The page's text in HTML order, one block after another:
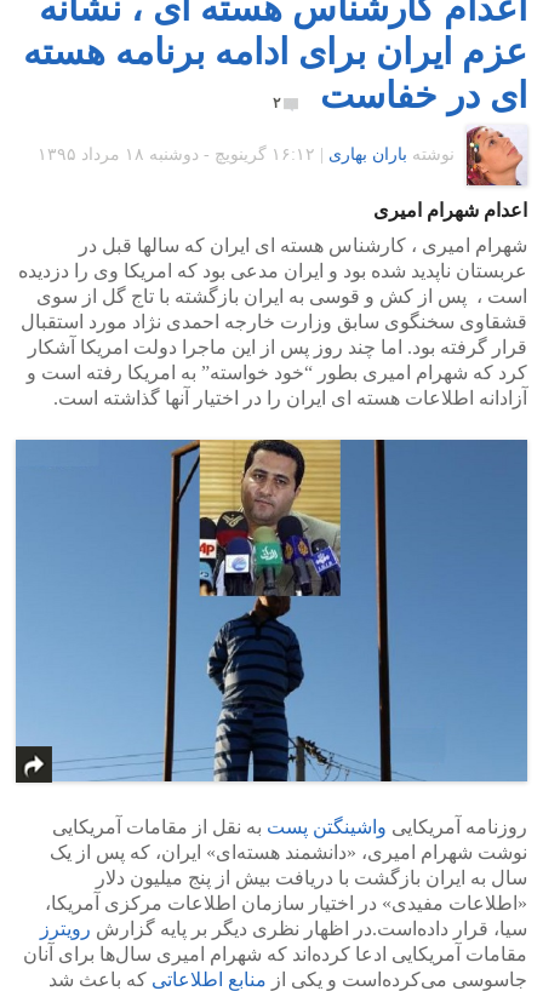
عزم ایران برای ادامه برنامه هسته
ای در خفاست
۲
نوشته باران بهاری ۱۶:۱۲ گرينويچ - دوشنبه ۱۸ مرداد ۱۳۹۵
اعدام شهرام امیری
شهرام امیری ، کارشناس هسته ای ایران که سالها قبل در
عربستان ناپدید شده بود و ایران مدعی بود که امریکا وی را دزدیده
است ، پس از کش و قوسی به ایران بازگشته با تاج گل از سوی
قشقاوی سخنگوی سابق وزارت خارجه احمدی نژاد مورد استقبال
قرار گرفته بود. اما چند روز پس از این ماجرا دولت امریکا آشکار
کرد که شهرام امیری بطور “خود خواسته” به امریکا رفته است و
آزادانه اطلاعات هسته ای ایران را در اختیار آنها گذاشته است.
روزنامه آمریکایی واشینگتن پست به نقل از مقامات آمریکایی
نوشت شهرام امیری، «دانشمند هسته‌ای» ایران، که پس از یک
سال به ایران بازگشت با دریافت بیش از پنج میلیون دلار
«اطلاعات مفیدی» در اختیار سازمان اطلاعات مرکزی آمریکا،
سیا، قرار داده‌است.در اظهار نظری دیگر بر پایه‌ گزارش رویترز
مقامات آمریکایی ادعا کرده‌اند که شهرام امیری سال‌ها برای آنان
جاسوسی می‌کرده‌است و یکی از منابع اطلاعاتی که باعث شد